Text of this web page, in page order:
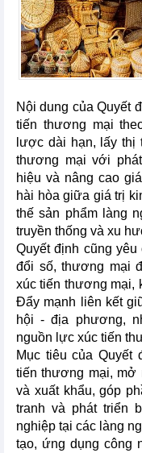
Nội dung của Quyết
tiến thương mại
lược dài hạn, lấy thị
thương mại với
hiệu và nâng cao
hài hòa giữa giá trị
thế sản phẩm làng
truyền thống và xu
Quyết định cũng
đổi số, thương mại
xúc tiến thương mại,
Đẩy mạnh liên kết
hội - địa phương,
nguồn lực xúc tiến
Mục tiêu của Quyết
tiến thương mại, mở
và xuất khẩu, góp
tranh và phát triển
nghiệp tại các làng
tạo, ứng dụng công